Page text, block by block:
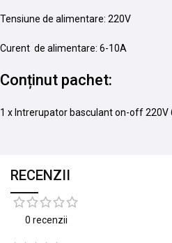
Tensiune de alimentare: 220V
Curent de alimentare: 6-10A
Conținut pachet:
1 x Intrerupator basculant on-off 220V
RECENZII
0 recenzii